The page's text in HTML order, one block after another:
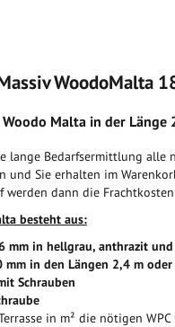
WoodoMalta
Malta in der Länge
lange Bedarfsermittlung
und Sie erhalten im
werden dann die
besteht aus:
mm in hellgrau, anthrazit
in den Längen 2,4 m
Schrauben
in m² die nötigen